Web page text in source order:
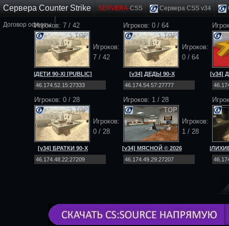
Сервера Counter Strike SERVERA-CSS Сервера CSS v34
Договор офертыИгроков: 7 / 42
TOP
Игроков:
7 / 42
|ДЕТИ 90-Х| [PUBLIC]
[NO-STEAM|v34]
Игроков: 0 / 64
TOP
Игроков:
0 / 64
[v34] ДЕДЫ 90-Х
[Public] 18+
[v34]
Игроков: 0 / 28
TOP
Игроков:
0 / 28
[v34] БРАТКИ 90-Х
[Public] 18+
Игроков: 1 / 28
TOP
Игроков:
1 / 28
[v34] МЯСНОЙ © 2026
[Public] 18+